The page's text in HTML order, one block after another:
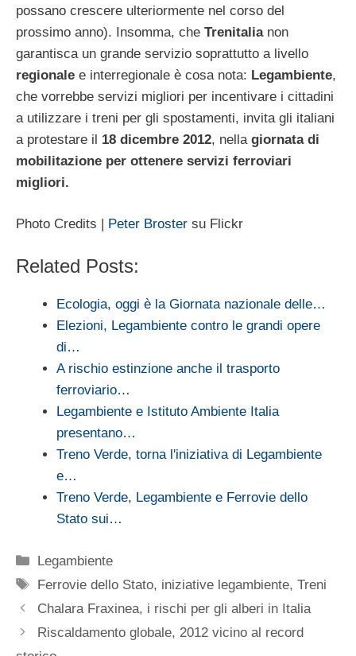
possano crescere ulteriormente nel corso del
prossimo anno). Insomma, che Trenitalianon
garantisca un grande servizio soprattutto a livello
regionale e interregionale è cosa nota: Legambiente,
che vorrebbe servizi migliori per incentivare i cittadini
a utilizzare i treni per gli spostamenti, invita gli italiani
a protestare il 18 dicembre 2012, nella giornata di
mobilitazione per ottenere servizi ferroviari
migliori.
Photo Credits | Peter Broster su Flickr
Related Posts:
Ecologia, oggi è la Giornata nazionale delle…
Elezioni, Legambiente contro le grandi opere
di…
A rischio estinzione anche il trasporto
ferroviario…
Legambiente e Istituto Ambiente Italia
presentano…
Treno Verde, torna l'iniziativa di Legambiente
e…
Treno Verde, Legambiente e Ferrovie dello
Stato sui…
Categorie
Legambiente
Tag
Ferrovie dello Stato, iniziative legambiente,Treni
Chalara Fraxinea, i rischi per gli alberi in Italia
Riscaldamento globale, 2012 vicino al record